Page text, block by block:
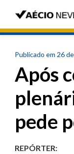
Publicado em 26
Após
pede
REPÓRTER: